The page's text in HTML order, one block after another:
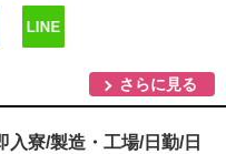
さらに見る
入寮/製造・工場/日勤/日